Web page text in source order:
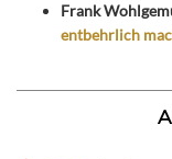
Frank
entbehrlich